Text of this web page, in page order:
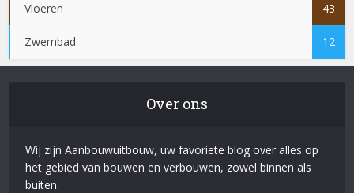
Vloeren 43
Zwembad 12
Over ons
Wij zijn Aanbouwuitbouw, uw favoriete blog over alles op
het gebied van bouwen en verbouwen, zowel binnen als
buiten.